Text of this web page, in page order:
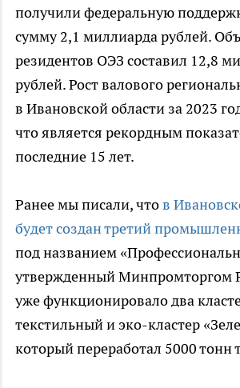
получили федеральную
сумму 2,1 миллиарда рублей.
резидентов ОЭЗ составил 12,8
рублей. Рост валового
в Ивановской области за 2023
что является рекордным
последние 15 лет.
Ранее мы писали, чтов
будет создан третий
под названием
утвержденный Минпромторгом
уже функционировало два
текстильный и эко-кластер
который переработал 5000 тонн